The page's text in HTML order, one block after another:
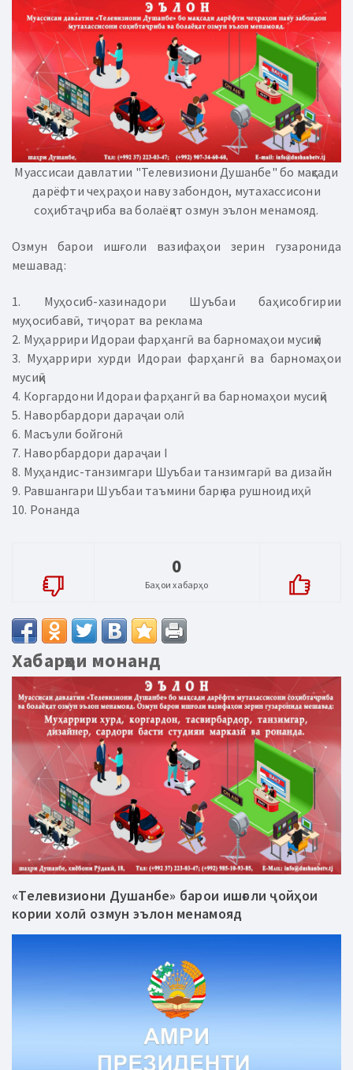
Муассисаи давлатии "Телевизиони Душанбе" бо мақсади
дарёфти чеҳраҳои наву забондон, мутахассисони
соҳибтаҷриба ва болаёқат озмун эълон менамояд.
Озмун барои ишғоли вазифаҳои зерин гузаронида
мешавад:
1. Муҳосиб-хазинадори Шуъбаи баҳисобгирии
муҳосибавӣ, тиҷорат ва реклама
2. Муҳаррири Идораи фарҳангӣ ва барномаҳои мусиқӣ
3. Муҳаррири хурди Идораи фарҳангӣ ва барномаҳои
мусиқӣ
4. Коргардони Идораи фарҳангӣ ва барномаҳои мусиқӣ
5. Наворбардори дараҷаи олӣ
6. Масъули бойгонӣ
7. Наворбардори дараҷаи I
8. Муҳандис-танзимгари Шуъбаи танзимгарӣ ва дизайн
9. Равшангари Шуъбаи таъмини барқ ва рушноидиҳӣ
10. Ронанда
0
Баҳои хабарҳо
Хабарҳои монанд
«Телевизиони Душанбе» барои ишғоли ҷойҳои
кории холӣ озмун эълон менамояд